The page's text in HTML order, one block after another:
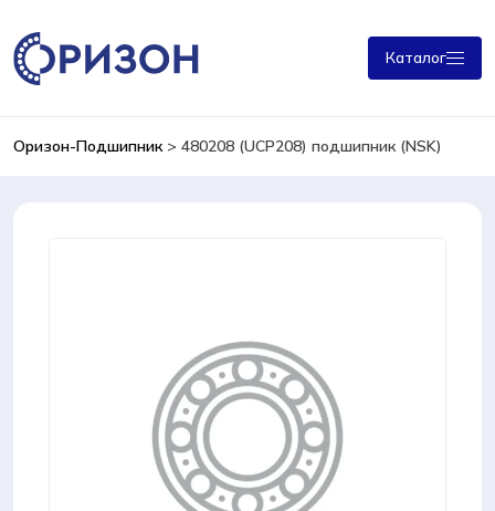
Каталог
Оризон-Подшипник> 480208 (UCP208) подшипник (NSK)